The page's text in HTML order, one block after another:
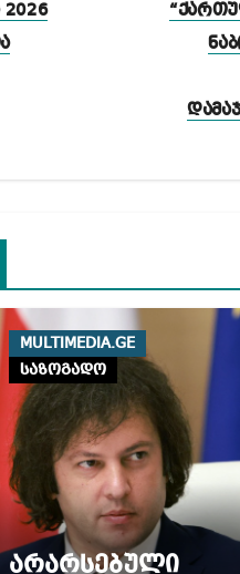
2026
MULTIMEDIA.GE
საზოგადო
არარსებული